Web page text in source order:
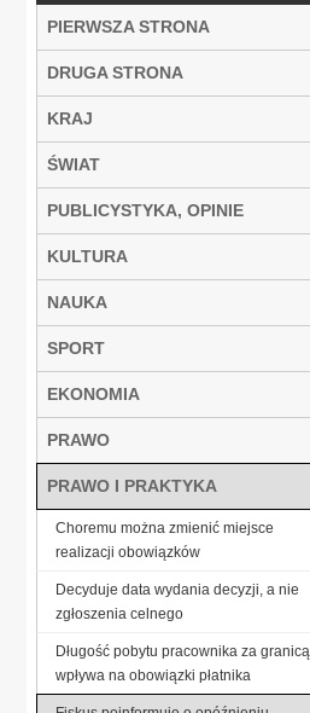
PIERWSZA STRONA
DRUGA STRONA
KRAJ
ŚWIAT
PUBLICYSTYKA, OPINIE
KULTURA
NAUKA
SPORT
EKONOMIA
PRAWO
PRAWO I PRAKTYKA
Choremu można zmienić miejsce
realizacji obowiązków
Decyduje data wydania decyzji, a nie
zgłoszenia celnego
Długość pobytu pracownika za granicą
wpływa na obowiązki płatnika